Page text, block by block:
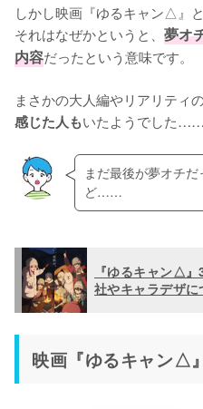
しかし映画『ゆるキャン△』
それはなぜかというと、 夢オ
内容だったという意味です。
まさかの大人編やリアリティ
感じた人もいたようでした……
まだ最後が夢オチ
ど……
『ゆるキャン△
社やキャラデザに
映画『ゆるキャン△